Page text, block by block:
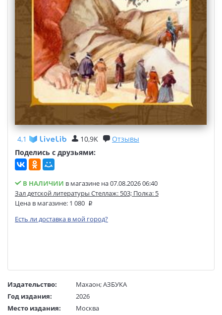
4,1 10,9K
Отзывы
Поделись с друзьями:
В НАЛИЧИИ в магазине на 07.08.2026 06:40
Зал детской литературы Стеллаж: 503; Полка: 5
Цена в магазине: 1 080
Есть ли доставка в мой город?
Издательство: Махаон;АЗБУКА
Год издания:
2026
Место издания:
Москва